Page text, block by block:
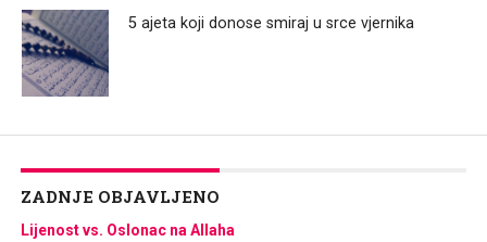
5 ajeta koji donose smiraj u srce vjernika
ZADNJE OBJAVLJENO
Lijenost vs. Oslonac na Allaha